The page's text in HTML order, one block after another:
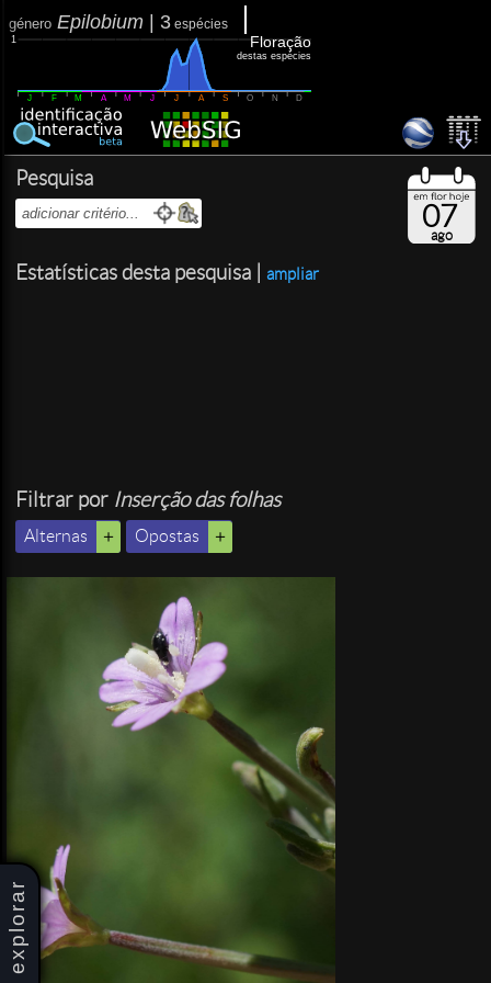
explorar
género Epilobium 3 espécies
1
J F M A M J J A S O N D
Floração
destas espécies
Pesquisa
Estatísticas desta pesquisa | ampliar
Filtrar por Inserção das folhas
Alternas Opostas
07
ago